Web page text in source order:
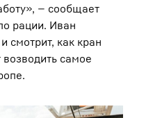
— сообщает
рации. Иван
смотрит, как кран
самое